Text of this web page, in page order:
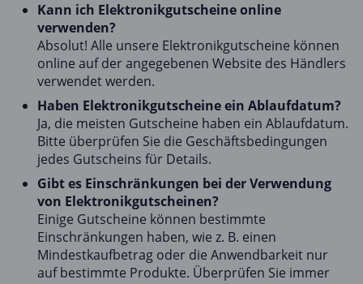
Kann ich Elektronikgutscheine online
verwenden?
Absolut! Alle unsere Elektronikgutscheine können
online auf der angegebenen Website des Händlers
verwendet werden.
Haben Elektronikgutscheine ein Ablaufdatum?
Ja, die meisten Gutscheine haben ein Ablaufdatum.
Bitte überprüfen Sie die Geschäftsbedingungen
jedes Gutscheins für Details.
Gibt es Einschränkungen bei der Verwendung
von Elektronikgutscheinen?
Einige Gutscheine können bestimmte
Einschränkungen haben, wie z. B. einen
Mindestkaufbetrag oder die Anwendbarkeit nur
auf bestimmte Produkte. Überprüfen Sie immer